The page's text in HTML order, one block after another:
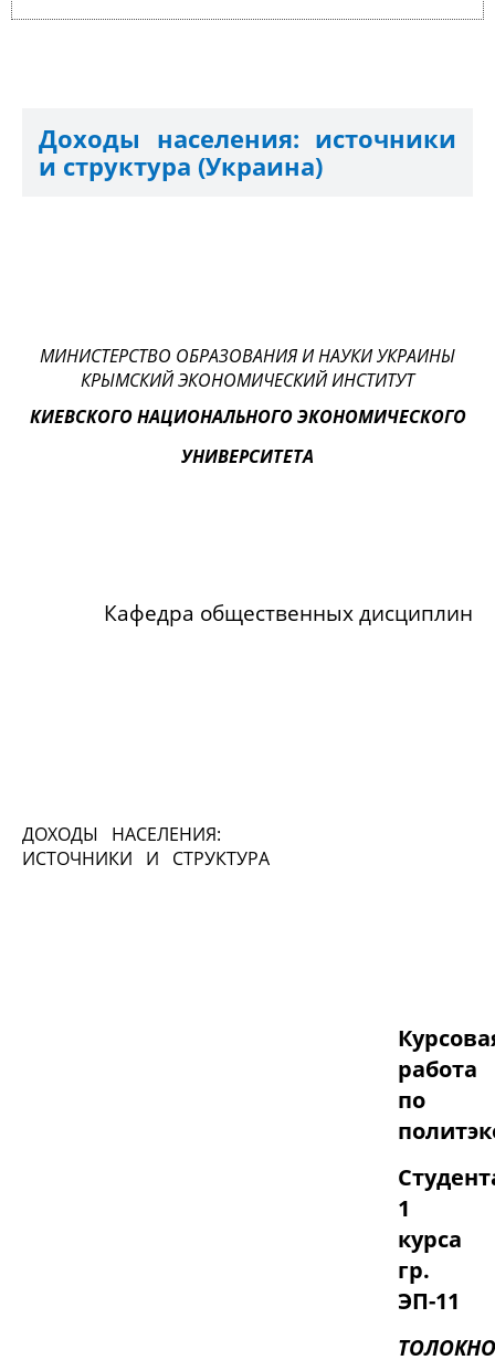
Доходы населения: источники
и структура (Украина)
МИНИСТЕРСТВО ОБРАЗОВАНИЯ И НАУКИ УКРАИНЫ
КРЫМСКИЙ ЭКОНОМИЧЕСКИЙ ИНСТИТУТ
КИЕВСКОГО НАЦИОНАЛЬНОГО ЭКОНОМИЧЕСКОГО
УНИВЕРСИТЕТА
Кафедра общественных дисциплин
ДОХОДЫ
НАСЕЛЕНИЯ:
ИСТОЧНИКИ
И СТРУКТУРА
работа
по
1
курса
гр.
ЭП-11